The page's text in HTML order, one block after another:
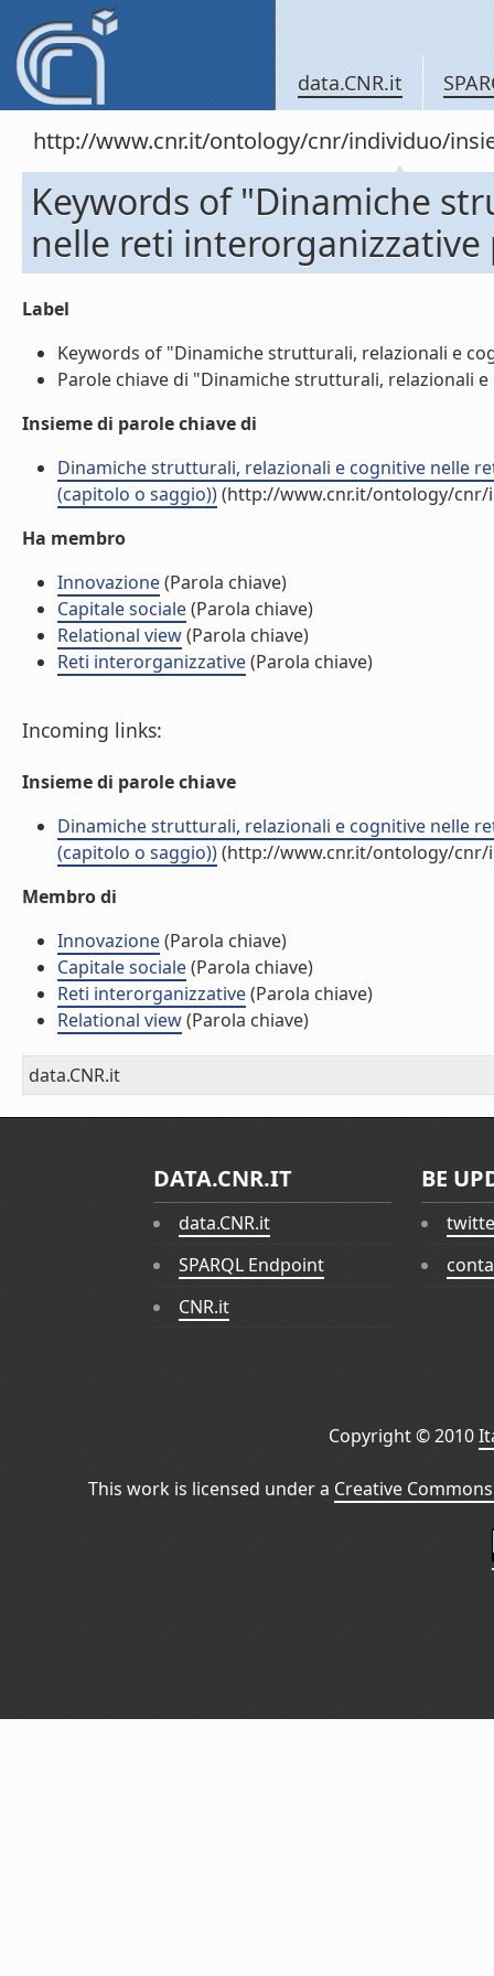
data.CNR.it
http://www.cnr.it/ontology/cnr/individuo/
Keywords of "Dinamiche
nelle reti
Label
Keywords of "Dinamiche strutturali, relazionali e
Parole chiave di "Dinamiche strutturali, relazionali
Insieme di parole chiave di
Dinamiche strutturali, relazionali e cognitive nelle
(capitolo o saggio))(http://www.cnr.it/ontology/
Ha membro
Innovazione(Parola chiave)
Capitale sociale(Parola chiave)
Relational view(Parola chiave)
Reti interorganizzative(Parola chiave)
Incoming links:
Insieme di parole chiave
Dinamiche strutturali, relazionali e cognitive nelle
(capitolo o saggio))(http://www.cnr.it/ontology/
Membro di
Innovazione(Parola chiave)
Capitale sociale(Parola chiave)
Reti interorganizzative(Parola chiave)
Relational view(Parola chiave)
data.CNR.it
DATA.CNR.IT
data.CNR.it
SPARQL Endpoint
CNR.it
BE
Copyright © 2010
This work is licensed under a Creative